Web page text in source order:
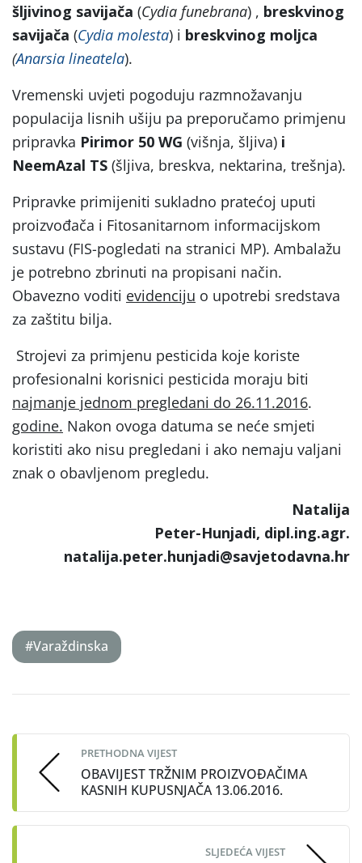
šljivinog savijača (Cydia funebrana) , breskvinog
savijača (Cydia molesta) i breskvinog moljca
(Anarsia lineatela).
Vremenski uvjeti pogoduju razmnožavanju
populacija lisnih ušiju pa preporučamo primjenu
pripravka Pirimor 50 WG (višnja, šljiva) i
NeemAzal TS (šljiva, breskva, nektarina, trešnja).
Pripravke primijeniti sukladno pratećoj uputi
proizvođača i Fitosanitarnom informacijskom
sustavu (FIS-pogledati na stranici MP). Ambalažu
je potrebno zbrinuti na propisani način.
Obavezno voditi evidenciju o upotrebi sredstava
za zaštitu bilja.
Strojevi za primjenu pesticida koje koriste
profesionalni korisnici pesticida moraju biti
najmanje jednom pregledani do 26.11.2016.
godine. Nakon ovoga datuma se neće smjeti
koristiti ako nisu pregledani i ako nemaju valjani
znak o obavljenom pregledu.
Natalija
Peter-Hunjadi, dipl.ing.agr.
natalija.peter.hunjadi@savjetodavna.hr
#Varaždinska
navigation
PRETHODNA VIJEST
OBAVIJEST TRŽNIM PROIZVOĐAČIMA
KASNIH KUPUSNJAČA 13.06.2016.
SLJEDEĆA VIJEST